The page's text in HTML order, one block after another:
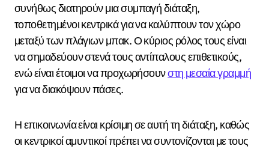
συνήθως διατηρούν μια συμπαγή διάταξη,
τοποθετημένοι κεντρικά για να καλύπτουν τον χώρο
μεταξύ των πλάγιων μπακ. Ο κύριος ρόλος τους είναι
να σημαδεύουν στενά τους αντίπαλους επιθετικούς,
ενώ είναι έτοιμοι να προχωρήσουνστη μεσαία γραμμή
για να διακόψουν πάσες.
Η επικοινωνία είναι κρίσιμη σε αυτή τη διάταξη, καθώς
οι κεντρικοί αμυντικοί πρέπει να συντονίζονται με τους